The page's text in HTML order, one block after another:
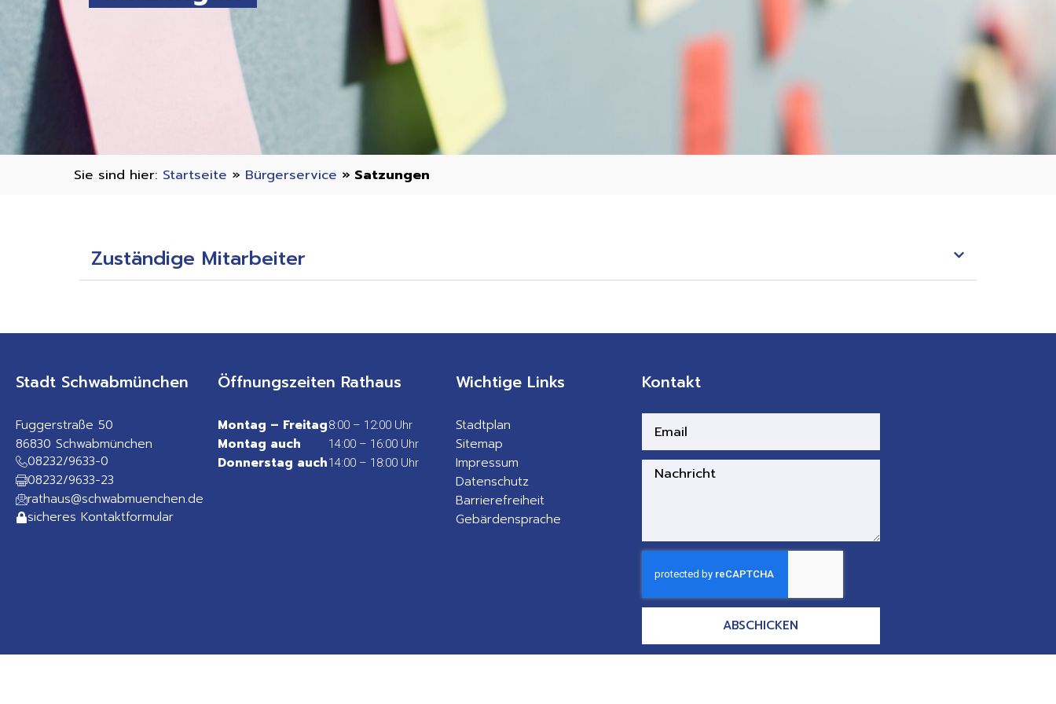
Sie sind hier: Startseite » Bürgerservice »»
Satzungen
Zuständige Mitarbeiter
Stadt Schwabmünchen
Fuggerstraße 50
86830 Schwabmünchen
08232/9633-0
08232/9633-23
rathaus@schwabmuenchen.de
sicheres Kontaktformular
Öffnungszeiten Rathaus
Montag – Freitag8:00 – 12:00 Uhr
Montag auch 14:00 – 16:00 Uhr
Donnerstag auch14:00 – 18:00 Uhr
Wichtige Links
Stadtplan
Sitemap
Impressum
Datenschutz
Barrierefreiheit
Gebärdensprache
Kontakt
ABSCHICKEN